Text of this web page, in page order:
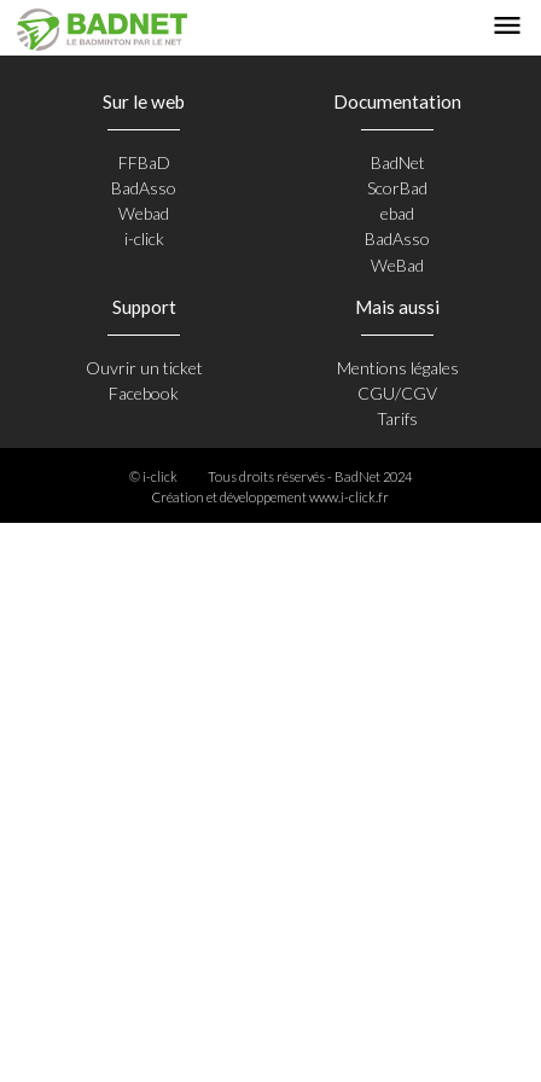
Sur le web
FFBaD
BadAsso
Webad
i-click
Documentation
BadNet
ScorBad
ebad
BadAsso
WeBad
Support
Ouvrir un ticket
Facebook
Mais aussi
Mentions légales
CGU/CGV
Tarifs
© i-click
Tous droits réservés - BadNet 2024
Création et développementwww.i-click.fr